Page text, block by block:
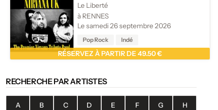
Le Liberté
à RENNES
Le samedi 26 septembre 2026
Pop Rock Indé
RÉSERVEZ À PARTIR DE 49.50 €
RECHERCHE PAR ARTISTES
A B C D E F G H